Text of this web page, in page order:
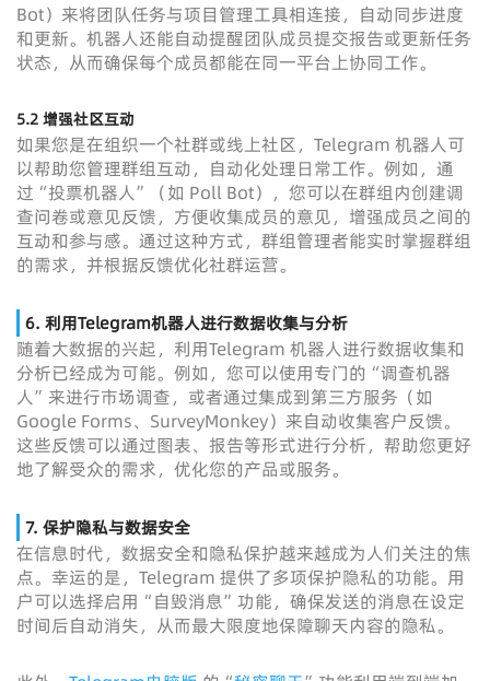
Bot）来将团队任务与项目管理工具相连接，自动同步进度
和更新。机器人还能自动提醒团队成员提交报告或更新任务
状态，从而确保每个成员都能在同一平台上协同工作。
5.2 增强社区互动
如果您是在组织一个社群或线上社区，Telegram 机器人可
以帮助您管理群组互动，自动化处理日常工作。例如，通
过“投票机器人”（如 Poll Bot），您可以在群组内创建调
查问卷或意见反馈，方便收集成员的意见，增强成员之间的
互动和参与感。通过这种方式，群组管理者能实时掌握群组
的需求，并根据反馈优化社群运营。
6. 利用Telegram机器人进行数据收集与分析
随着大数据的兴起，利用Telegram 机器人进行数据收集和
分析已经成为可能。例如，您可以使用专门的“调查机器
人”来进行市场调查，或者通过集成到第三方服务（如
Google Forms、SurveyMonkey）来自动收集客户反馈。
这些反馈可以通过图表、报告等形式进行分析，帮助您更好
地了解受众的需求，优化您的产品或服务。
7. 保护隐私与数据安全
在信息时代，数据安全和隐私保护越来越成为人们关注的焦
点。幸运的是，Telegram 提供了多项保护隐私的功能。用
户可以选择启用“自毁消息”功能，确保发送的消息在设定
时间后自动消失，从而最大限度地保障聊天内容的隐私。